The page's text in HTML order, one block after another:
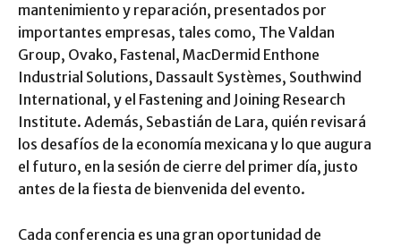
mantenimiento y reparación, presentados por
importantes empresas, tales como, The Valdan
Group, Ovako, Fastenal, MacDermid Enthone
Industrial Solutions, Dassault Systèmes, Southwind
International, y el Fastening and Joining Research
Institute. Además, Sebastián de Lara, quién revisará
los desafíos de la economía mexicana y lo que augura
el futuro, en la sesión de cierre del primer día, justo
antes de la fiesta de bienvenida del evento.
Cada conferencia es una gran oportunidad de